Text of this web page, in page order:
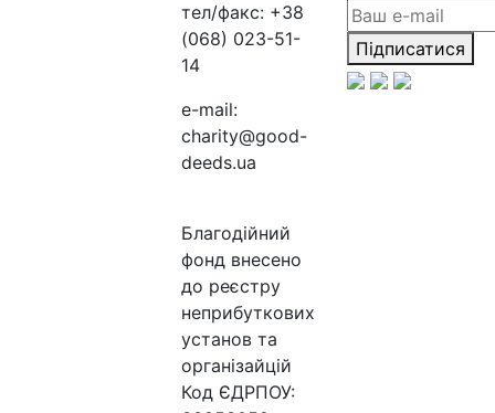
тел/факс: +38
(068) 023-51-
14
e-mail:
charity@good-
deeds.ua
Благодійний
фонд внесено
до реєстру
неприбуткових
установ та
організайцій
Код ЄДРПОУ:
Підписатися